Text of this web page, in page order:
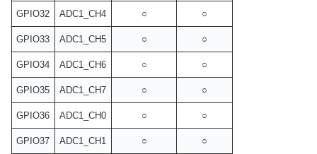
GPIO32 ADC1_CH4 ○ ○
GPIO33 ADC1_CH5 ○ ○
GPIO34 ADC1_CH6 ○ ○
GPIO35 ADC1_CH7 ○ ○
GPIO36 ADC1_CH0 ○ ○
GPIO37 ADC1_CH1 ○ ○